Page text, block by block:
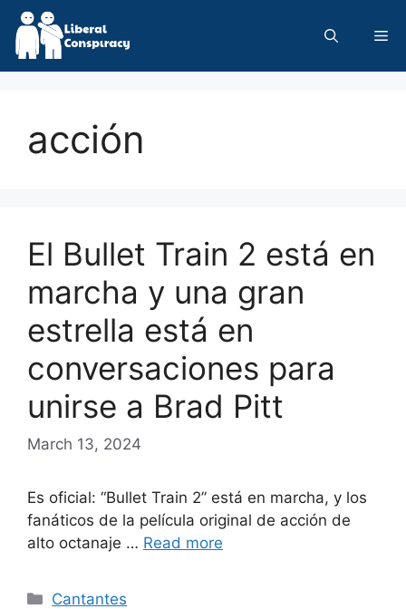
Skip
content
acción
El Bullet Train 2 está en
marcha y una gran
estrella está en
conversaciones para
unirse a Brad Pitt
March 13, 2024
Es oficial: “Bullet Train 2” está en marcha, y los
fanáticos de la película original de acción de
alto octanaje … Read more
Categories
Cantantes